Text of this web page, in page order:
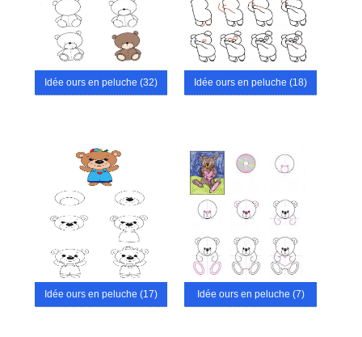
Idée ours en peluche (32) Idée ours en peluche (18)
Idée ours en peluche (17) Idée ours en peluche (7)